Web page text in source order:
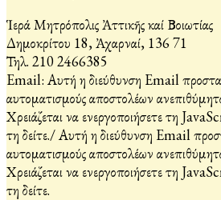
Ἱερά Μητρόπολις Ἀττικῆς καί Βοιωτίας
Δημοκρίτου 18, Ἀχαρναί, 136 71
Τηλ. 210 2466385
Email: Αυτή η διεύθυνση Email
αυτοματισμούς αποστολέων
Χρειάζεται να ενεργοποιήσετε τη
τη δείτε./Αυτή η διεύθυνση Email
αυτοματισμούς αποστολέων
Χρειάζεται να ενεργοποιήσετε τη
τη δείτε.